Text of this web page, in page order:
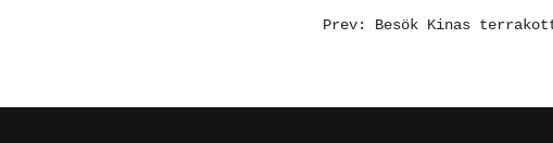
Prev: Besök Kinas